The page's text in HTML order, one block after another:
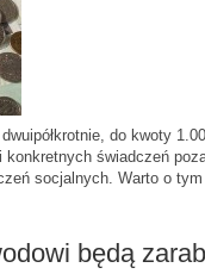
do kwoty
świadczeń
socjalnych. Warto o
będą